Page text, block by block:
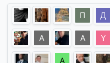
П Д
А А Y
А